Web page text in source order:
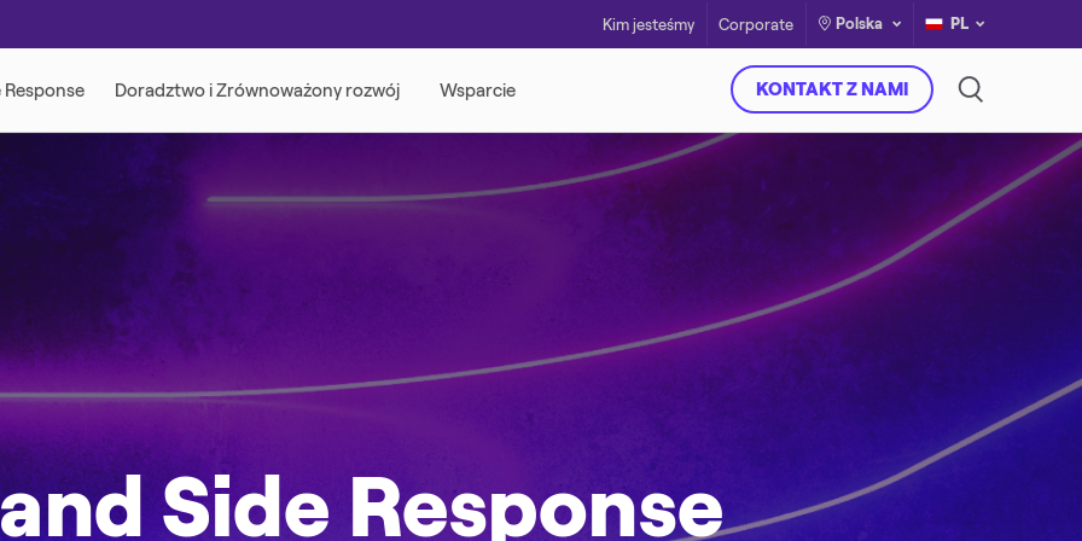
Kim jesteśmy Corporate Polska PL
KONTAKT Z NAMI
Side Response